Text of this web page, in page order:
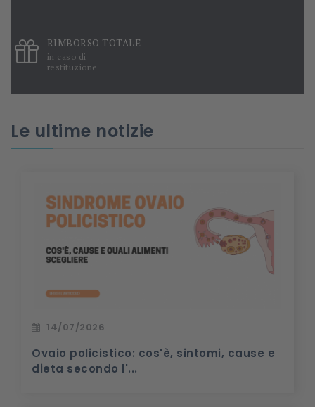
RIMBORSO TOTALE
in caso di
restituzione
Le ultime notizie
14/07/2026
Ovaio policistico: cos'è, sintomi, cause e
dieta secondo l'...